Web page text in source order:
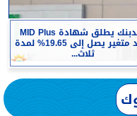
ميدبنك يطلق شهادة MID Plus
بعائد متغير يصل إلى 19.65% لمدة
ثلاث...